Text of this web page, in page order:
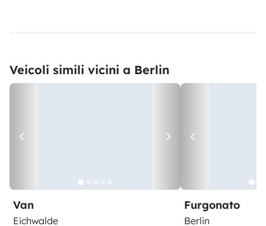
Veicoli simili vicini a Berlin
Van
Eichwalde
Furgonato
Berlin